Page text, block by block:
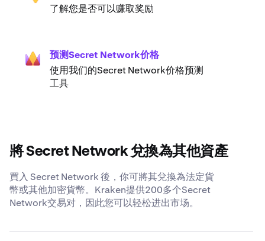
了解您是否可以赚取奖励
预测Secret Network价格
使用我们的Secret Network价格预测
工具
將 Secret Network 兌換為其他資產
買入 Secret Network 後，你可將其兌換為法定貨
幣或其他加密貨幣。Kraken提供200多个Secret
Network交易对，因此您可以轻松进出市场。